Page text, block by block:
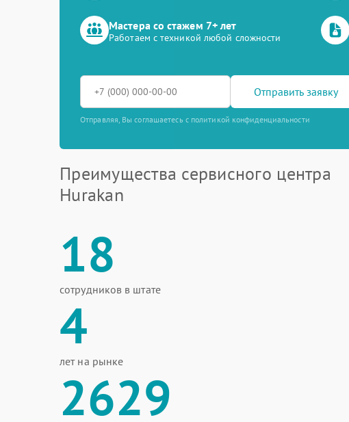
Мастера со стажем 7+ лет
Работаем с техникой любой сложности
Отправить заявку
Отправляя, Вы соглашаетесь с политикой конфиденциальности
Преимущества сервисного центра
Hurakan
18
сотрудников в штате
4
лет на рынке
2629